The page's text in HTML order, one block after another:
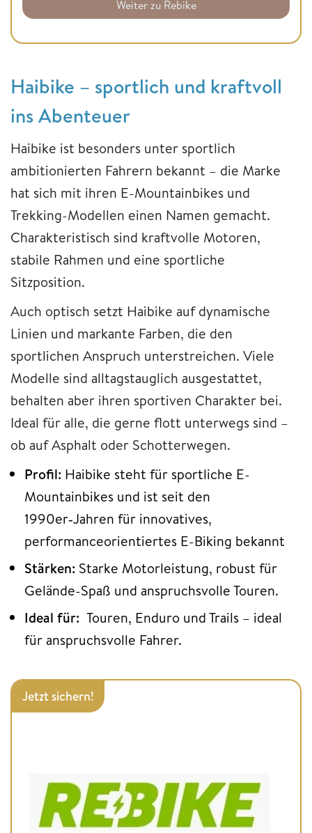
Weiter zu Rebike
Haibike – sportlich und kraftvoll
ins Abenteuer
Haibike ist besonders unter sportlich
ambitionierten Fahrern bekannt – die Marke
hat sich mit ihren E-Mountainbikes und
Trekking-Modellen einen Namen gemacht.
Charakteristisch sind kraftvolle Motoren,
stabile Rahmen und eine sportliche
Sitzposition.
Auch optisch setzt Haibike auf dynamische
Linien und markante Farben, die den
sportlichen Anspruch unterstreichen. Viele
Modelle sind alltagstauglich ausgestattet,
behalten aber ihren sportiven Charakter bei.
Ideal für alle, die gerne flott unterwegs sind –
ob auf Asphalt oder Schotterwegen.
Profil: Haibike steht für sportliche E-
Mountainbikes und ist seit den
1990er‑Jahren für innovatives,
performanceorientiertes E-Biking bekannt
Stärken: Starke Motorleistung, robust für
Gelände-Spaß und anspruchsvolle Touren.
Ideal für: Touren, Enduro und Trails – ideal
für anspruchsvolle Fahrer.
Jetzt sichern!